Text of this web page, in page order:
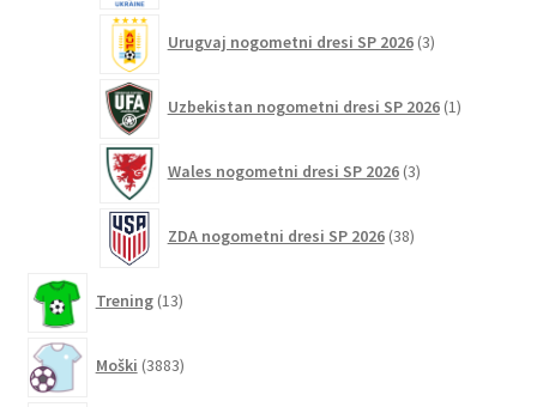
Urugvaj nogometni dresi SP 2026 3izdelki
Uzbekistan nogometni dresi SP 2026 1izdelek
Wales nogometni dresi SP 2026 3izdelki
ZDA nogometni dresi SP 2026 38izdelkov
Trening 13izdelkov
Moški 3883izdelkov